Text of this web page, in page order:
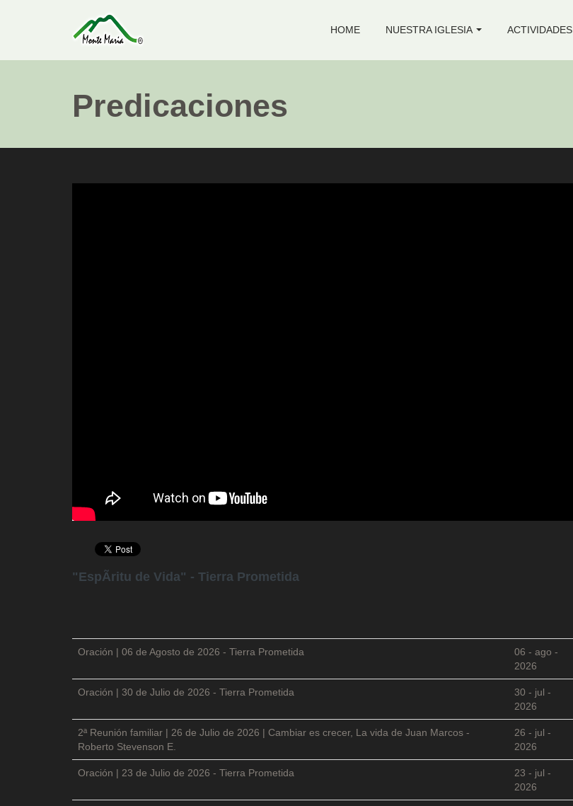
HOME NUESTRA IGLESIA ACTIVIDADES
Predicaciones
"EspÃ­ritu de Vida" - Tierra Prometida
Oración | 06 de Agosto de 2026 - Tierra Prometida
06 - ago -
2026
Oración | 30 de Julio de 2026 - Tierra Prometida
30 - jul -
2026
2ª Reunión familiar | 26 de Julio de 2026 | Cambiar es crecer, La vida de Juan Marcos -
Roberto Stevenson E.
26 - jul -
2026
Oración | 23 de Julio de 2026 - Tierra Prometida
23 - jul -
2026